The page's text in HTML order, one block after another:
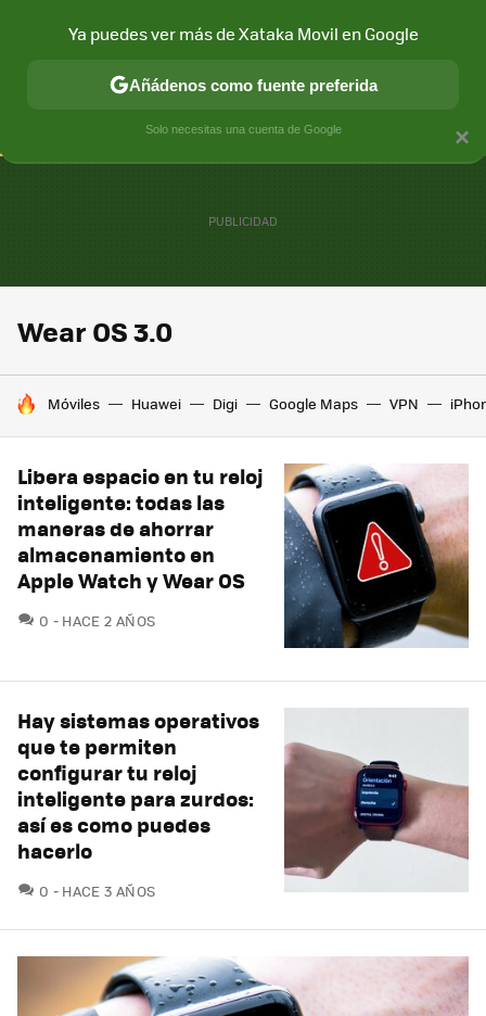
CONECTIVIDAD MÓVIL Y SOCIEDAD APLICACIONES
Wear OS 3.0
HOY SE HABLA DE
Móviles Huawei Digi Google Maps VPN
Libera espacio en tu reloj
inteligente: todas las
maneras de ahorrar
almacenamiento en
Apple Watch y Wear OS
0 COMENTARIOS
HACE 2 AÑOS
Hay sistemas operativos
que te permiten
configurar tu reloj
inteligente para zurdos:
así es como puedes
hacerlo
0 COMENTARIOS
HACE 3 AÑOS
×
Ya puedes ver más de Xataka Movil en Google
Añádenos como fuente preferida
Solo necesitas una cuenta de Google